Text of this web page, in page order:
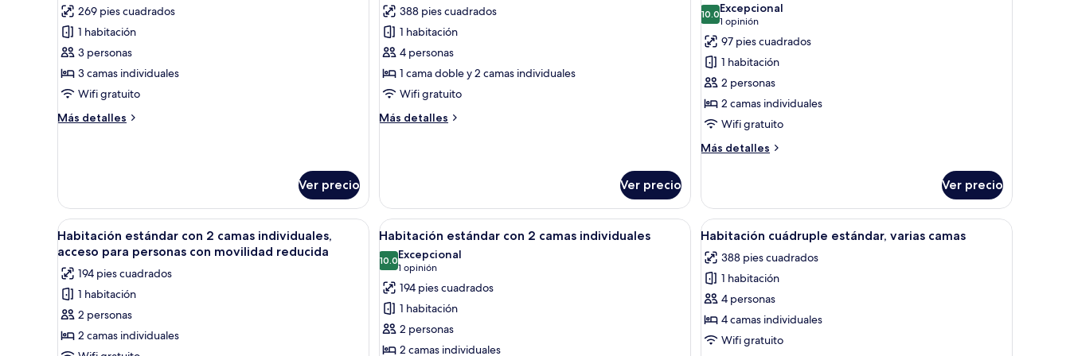
matrimonial
las
fotos
de
Habitación
triple
269 pies cuadrados
1 habitación
3 personas
3 camas individuales
Wifi gratuito
Más detalles
Más
Ver precio
las
fotos
de
Habitación
cuádruple
2
388 pies cuadrados
1 habitación
4 personas
1 cama doble y 2 camas individuales
Wifi gratuito
Más detalles
Más
2
habitaciones
Ver precio
las
fotos
de
Habitación
económica
con
2
camas
10.010.0 de 10
Excepcional
1 opinión
(1
opinión)
97 pies cuadrados
1 habitación
2 personas
2 camas individuales
Wifi gratuito
Más detalles
Más
económica
con
2
individuales
Ver precio
Abrir
todas
las
fotos
de
Habitación
estándar
Caja de seguridad en la habitación, escritorio y wifi gratis
4
Habitación estándar con 2 camas individuales,
acceso para personas con movilidad reducida
194 pies cuadrados
1 habitación
2 personas
2 camas individuales
Abrir
todas
las
fotos
de
Habitación
estándar
Un dormitorio con una cama grande, una ventana con cortinas, un radiador y un cabecero de madera.
4
Habitación estándar con 2 camas individuales
10.010.0 de 10
Excepcional
1 opinión
(1
opinión)
194 pies cuadrados
1 habitación
2 personas
2 camas individuales
Abrir
todas
las
fotos
de
Habitación
cuádruple
Una habitación pequeña y triangular con
6
Habitación cuádruple estándar, varias camas
388 pies cuadrados
1 habitación
4 personas
4 camas individuales
Wifi gratuito